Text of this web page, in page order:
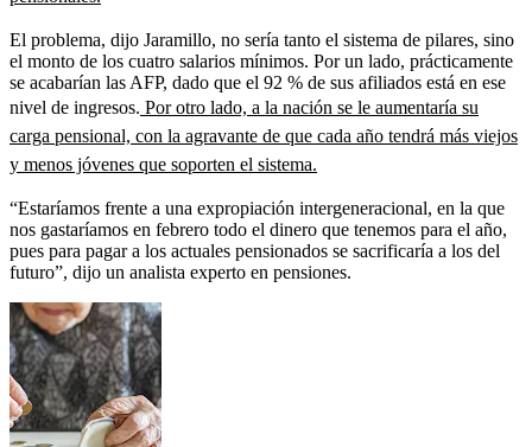
El problema, dijo Jaramillo, no sería tanto el sistema de pilares, sino
el monto de los cuatro salarios mínimos. Por un lado, prácticamente
se acabarían las AFP, dado que el 92 % de sus afiliados está en ese
nivel de ingresos. Por otro lado, a la nación se le aumentaría su
carga pensional, con la agravante de que cada año tendrá más viejos
y menos jóvenes que soporten el sistema.
“Estaríamos frente a una expropiación intergeneracional, en la que
nos gastaríamos en febrero todo el dinero que tenemos para el año,
pues para pagar a los actuales pensionados se sacrificaría a los del
futuro”, dijo un analista experto en pensiones.